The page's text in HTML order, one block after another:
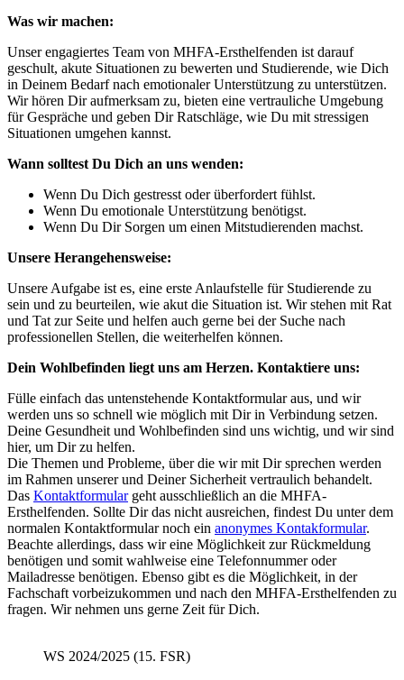
Was wir machen:
Unser engagiertes Team von MHFA-Ersthelfenden ist darauf
geschult, akute Situationen zu bewerten und Studierende, wie Dich
in Deinem Bedarf nach emotionaler Unterstützung zu unterstützen.
Wir hören Dir aufmerksam zu, bieten eine vertrauliche Umgebung
für Gespräche und geben Dir Ratschläge, wie Du mit stressigen
Situationen umgehen kannst.
Wann solltest Du Dich an uns wenden:
Wenn Du Dich gestresst oder überfordert fühlst.
Wenn Du emotionale Unterstützung benötigst.
Wenn Du Dir Sorgen um einen Mitstudierenden machst.
Unsere Herangehensweise:
Unsere Aufgabe ist es, eine erste Anlaufstelle für Studierende zu
sein und zu beurteilen, wie akut die Situation ist. Wir stehen mit Rat
und Tat zur Seite und helfen auch gerne bei der Suche nach
professionellen Stellen, die weiterhelfen können.
Dein Wohlbefinden liegt uns am Herzen. Kontaktiere uns:
Fülle einfach das untenstehende Kontaktformular aus, und wir
werden uns so schnell wie möglich mit Dir in Verbindung setzen.
Deine Gesundheit und Wohlbefinden sind uns wichtig, und wir sind
hier, um Dir zu helfen.
Die Themen und Probleme, über die wir mit Dir sprechen werden
im Rahmen unserer und Deiner Sicherheit vertraulich behandelt.
Das Kontaktformulargeht ausschließlich an die MHFA-
Ersthelfenden. Sollte Dir das nicht ausreichen, findest Du unter dem
normalen Kontaktformular noch ein anonymes Kontakformular.
Beachte allerdings, dass wir eine Möglichkeit zur Rückmeldung
benötigen und somit wahlweise eine Telefonnummer oder
Mailadresse benötigen. Ebenso gibt es die Möglichkeit, in der
Fachschaft vorbeizukommen und nach den MHFA-Ersthelfenden zu
fragen. Wir nehmen uns gerne Zeit für Dich.
WS 2024/2025 (15. FSR)